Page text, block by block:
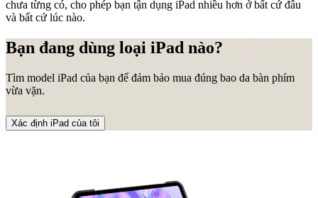
chưa từng có, cho phép bạn tận dụng iPad nhiều hơn ở bất cứ đâu
và bất cứ lúc nào.
Bạn đang dùng loại iPad nào?
Tìm model iPad của bạn để đảm bảo mua đúng bao da bàn phím
vừa vặn.
Xác định iPad của tôi